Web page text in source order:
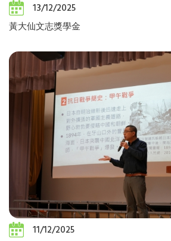
13/12/2025
黃大仙文志獎學金
11/12/2025